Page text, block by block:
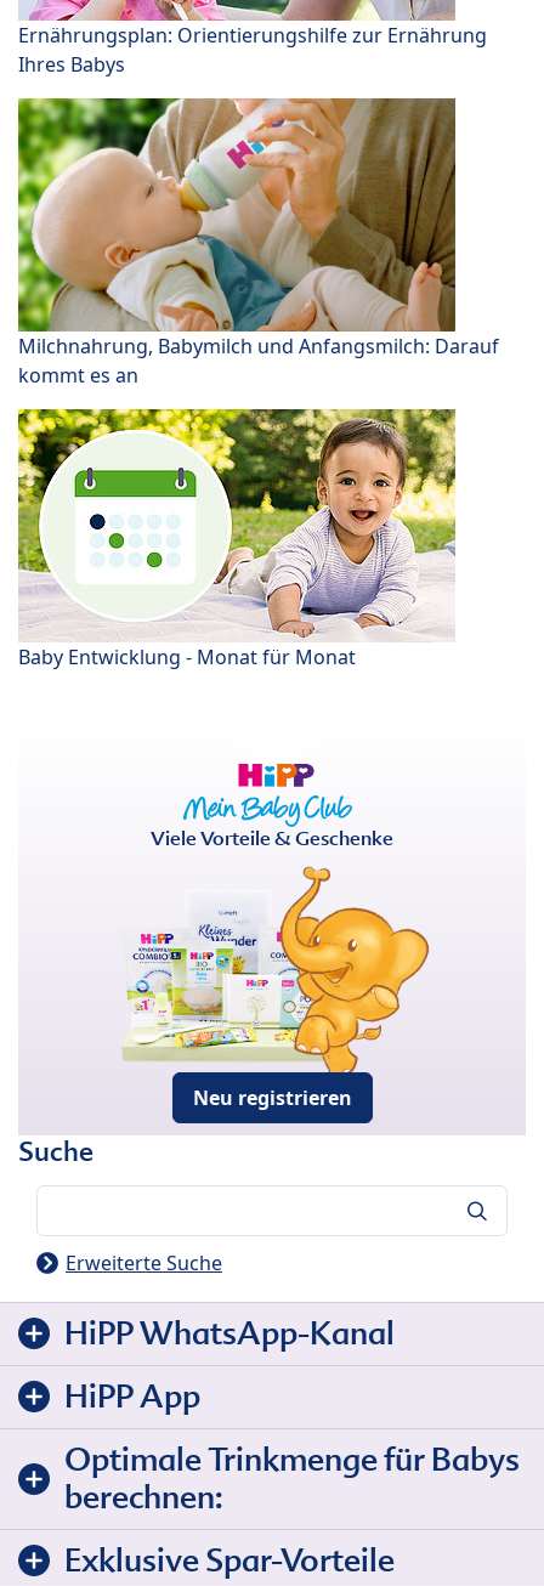
Ernährungsplan: Orientierungshilfe zur Ernährung
Ihres Babys
Milchnahrung, Babymilch und Anfangsmilch: Darauf
kommt es an
Baby Entwicklung - Monat für Monat
Viele Vorteile & Geschenke
Neu registrieren
Suche
Erweiterte Suche
HiPP WhatsApp-Kanal
HiPP App
Optimale Trinkmenge für Babys
berechnen:
Exklusive Spar-Vorteile